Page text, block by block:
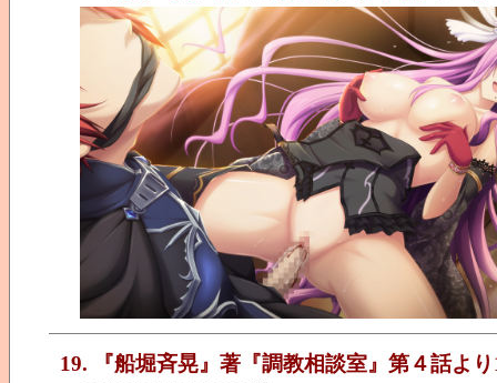
19. 『船堀斉晃』著『調教相談室』第４話より